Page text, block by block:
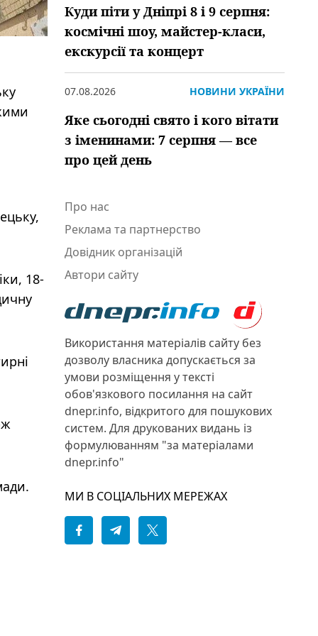
18-
Куди піти у Дніпрі 8 і 9 серпня:
космічні шоу, майстер-класи,
екскурсії та концерт
07.08.2026 НОВИНИ УКРАЇНИ
Яке сьогодні свято і кого вітати
з іменинами: 7 серпня — все
про цей день
Про нас
Реклама та партнерство
Довідник організацій
Автори сайту
Використання матеріалів сайту без
дозволу власника допускається за
умови розміщення у тексті
обов'язкового посилання на сайт
dnepr.info, відкритого для пошукових
систем. Для друкованих видань із
формулюванням "за матеріалами
dnepr.info"
МИ В СОЦІАЛЬНИХ МЕРЕЖАХ